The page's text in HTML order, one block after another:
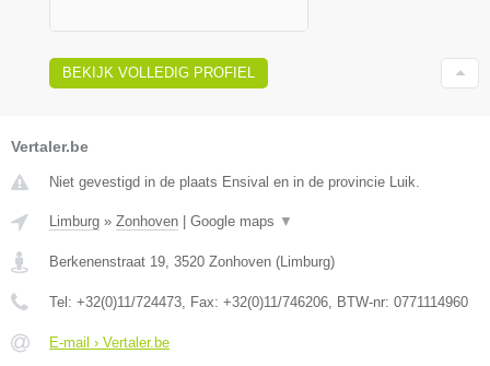
BEKIJK VOLLEDIG PROFIEL
Vertaler.be
Niet gevestigd in de plaats Ensival en in de provincie Luik.
Limburg » Zonhoven Google maps ▼
Berkenenstraat 19, 3520 Zonhoven (Limburg)
Tel: +32(0)11/724473, Fax: +32(0)11/746206, BTW-nr: 0771114960
E-mail › Vertaler.be